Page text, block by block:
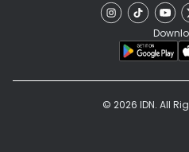
© 2026 IDN. All